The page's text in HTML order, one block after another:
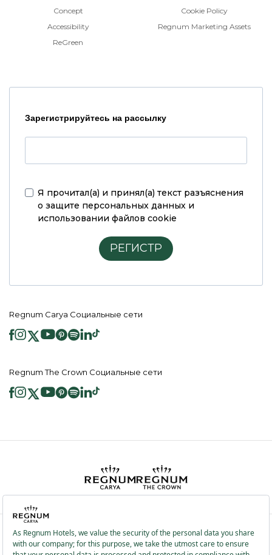
Concept
Accessibility
ReGreen
Cookie Policy
Regnum Marketing Assets
Зарегистрируйтесь на рассылку
Я прочитал(а) и принял(а) текст разъяснения
о защите персональных данных и
использовании файлов cookie
РЕГИСТР
Regnum Carya Социальные сети
Regnum The Crown Социальные сети
2026 ® Regnum Hotels. Все права защищены.